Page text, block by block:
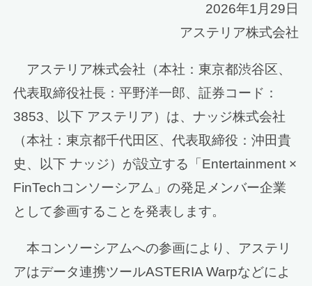
2026年1月29日
アステリア株式会社
アステリア株式会社（本社：東京都渋谷区、
代表取締役社長：平野洋一郎、証券コード：
3853、以下 アステリア）は、ナッジ株式会社
（本社：東京都千代田区、代表取締役：沖田貴
史、以下 ナッジ）が設立する「Entertainment ×
FinTechコンソーシアム」の発足メンバー企業
として参画することを発表します。
本コンソーシアムへの参画により、アステリ
アはデータ連携ツールASTERIA Warpなどによ